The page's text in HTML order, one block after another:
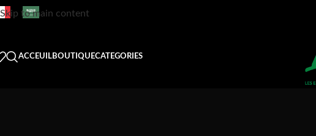
Skip to main content
ACCEUILBOUTIQUECATEGORIES